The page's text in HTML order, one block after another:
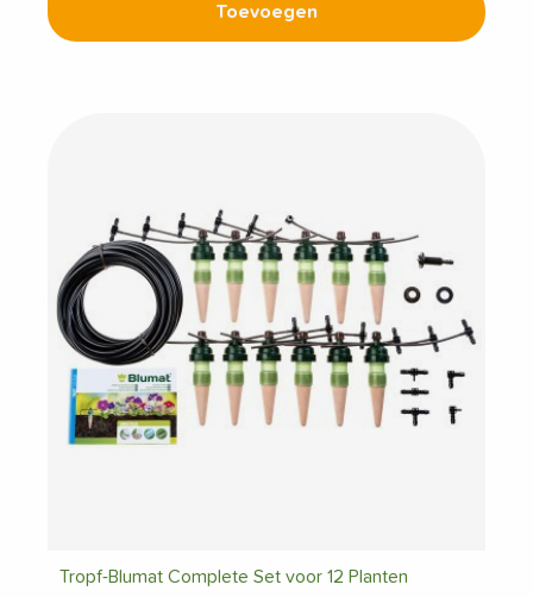
Toevoegen
Tropf-Blumat Complete Set voor 12 Planten